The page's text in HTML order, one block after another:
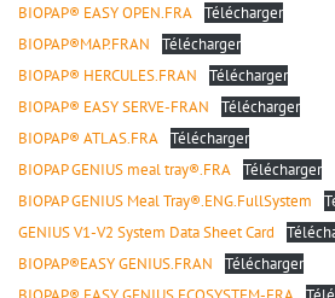
BIOPAP® EASY OPEN.FRA Télécharger
BIOPAP®MAP.FRAN
Télécharger
BIOPAP® HERCULES.FRAN
Télécharger
BIOPAP® EASY SERVE-FRAN
Télécharger
BIOPAP® ATLAS.FRA Télécharger
BIOPAP GENIUS meal tray®.FRA Télécharger
BIOPAP GENIUS Meal Tray®.ENG.FullSystem
GENIUS V1-V2 System Data Sheet Card
BIOPAP®EASY GENIUS.FRAN
Télécharger